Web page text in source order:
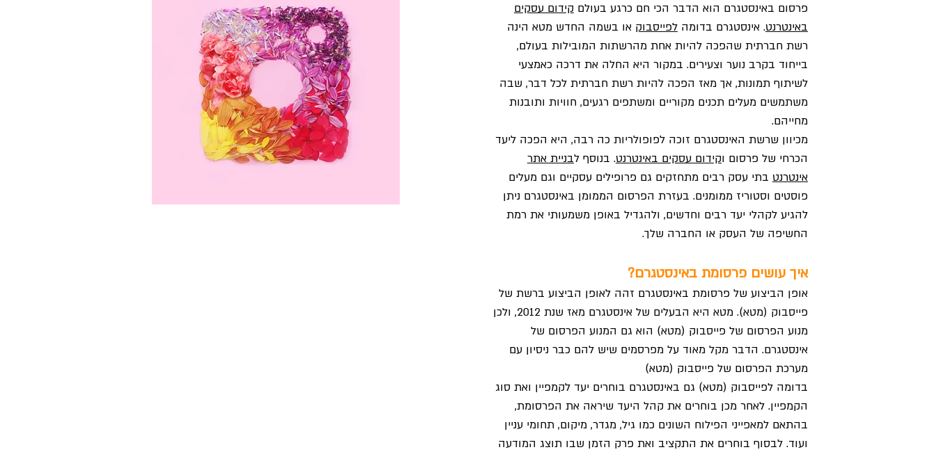
פרסום באינסטגרם הוא הדבר הכי חם כרגע בעולם קידום עסקים
באינטרנט. אינסטגרם בדומה לפייסבוק או בשמה החדש מטא הינה
רשת חברתית שהפכה להיות אחת מהרשתות המובילות בעולם,
בייחוד בקרב נוער וצעירים. במקור היא החלה את דרכה כאמצעי
לשיתוף תמונות, אך מאז הפכה להיות רשת חברתית לכל דבר, שבה
משתמשים מעלים תכנים מקוריים ומשתפים רגעים, חוויות ותובנות
מחייהם.
מכיוון שרשת האינסטגרם זוכה לפופולריות כה רבה, היא הפכה ליעד
הכרחי של פרסום וקידום עסקים באינטרנט. בנוסף לבניית אתר
אינטרנט בתי עסק רבים מתחזקים גם פרופילים עסקיים וגם מעלים
פוסטים וסטוריז ממומנים. בעזרת הפרסום הממומן באינסטגרם ניתן
להגיע לקהלי יעד רבים וחדשים, ולהגדיל באופן משמעותי את רמת
החשיפה של העסק או החברה שלך.
איך עושים פרסומת באינסטגרם?
אופן הביצוע של פרסומת באינסטגרם זהה לאופן הביצוע ברשת של
פייסבוק (מטא). מטא היא הבעלים של אינסטגרם מאז שנת 2012, ולכן
מנוע הפרסום של פייסבוק (מטא) הוא גם המנוע הפרסום של
אינסטגרם. הדבר מקל מאוד על מפרסמים שיש להם כבר ניסיון עם
מערכת הפרסום של פייסבוק (מטא)
בדומה לפייסבוק (מטא) גם באינסטגרם בוחרים יעד לקמפיין ואת סוג
הקמפיין. לאחר מכן בוחרים את קהל היעד שיראה את הפרסומת,
בהתאם למאפייני הפילוח השונים כמו גיל, מגדר, מיקום, תחומי עניין
ועוד. לבסוף בוחרים את התקציב ואת פרק הזמן שבו תוצג המודעה